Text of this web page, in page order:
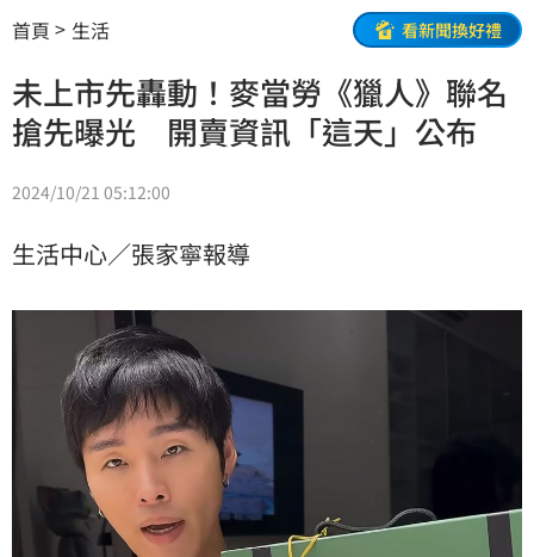
首頁 生活 看新聞換好禮
未上市先轟動！麥當勞《獵人》聯名
搶先曝光 開賣資訊「這天」公布
2024/10/21 05:12:00
生活中心／張家寧報導